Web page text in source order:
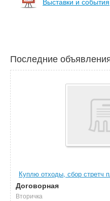
Последние
Куплю отходы, сбор стретч
Договорная
Вторичка